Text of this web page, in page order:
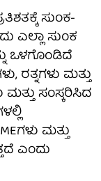
ಸುಂಕ-
ಎಲ್ಲಾ ಸುಂಕ
ಒಳಗೊಂಡಿದೆ
ರತ್ನಗಳು ಮತ್ತು
ಸಂಸ್ಕರಿಸಿದ
ಮತ್ತು
ಎಂದು